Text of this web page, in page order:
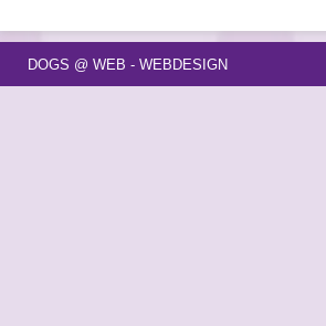
DOGS @ WEB - WEBDESIGN